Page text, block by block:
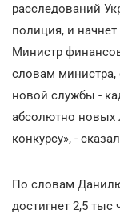
расследований
полиция, и начнет
Министр
словам
новой службы -
абсолютно новых
конкурсу», -
По словам
достигнет 2,5